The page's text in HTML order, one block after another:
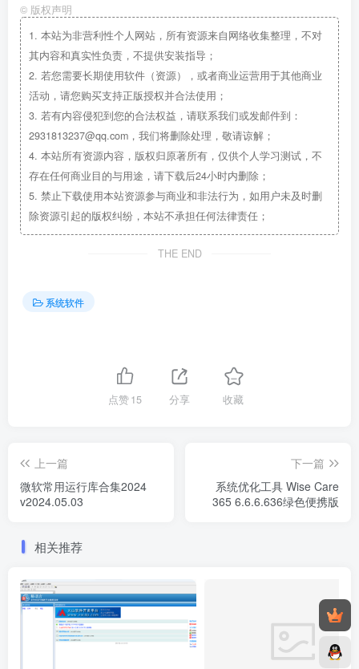
© 版权声明
1. 本站为非营利性个人网站，所有资源来自网络收集整理，不对
其内容和真实性负责，不提供安装指导；
2. 若您需要长期使用软件（资源），或者商业运营用于其他商业
活动，请您购买支持正版授权并合法使用；
3. 若有内容侵犯到您的合法权益，请联系我们或发邮件到：
2931813237@qq.com，我们将删除处理，敬请谅解；
4. 本站所有资源内容，版权归原著所有，仅供个人学习测试，不
存在任何商业目的与用途，请下载后24小时内删除；
5. 禁止下载使用本站资源参与商业和非法行为，如用户未及时删
除资源引起的版权纠纷，本站不承担任何法律责任；
THE END
系统软件
点赞15 分享 收藏
上一篇
微软常用运行库合集2024
v2024.05.03
下一篇
系统优化工具 Wise Care
365 6.6.6.636绿色便携版
相关推荐